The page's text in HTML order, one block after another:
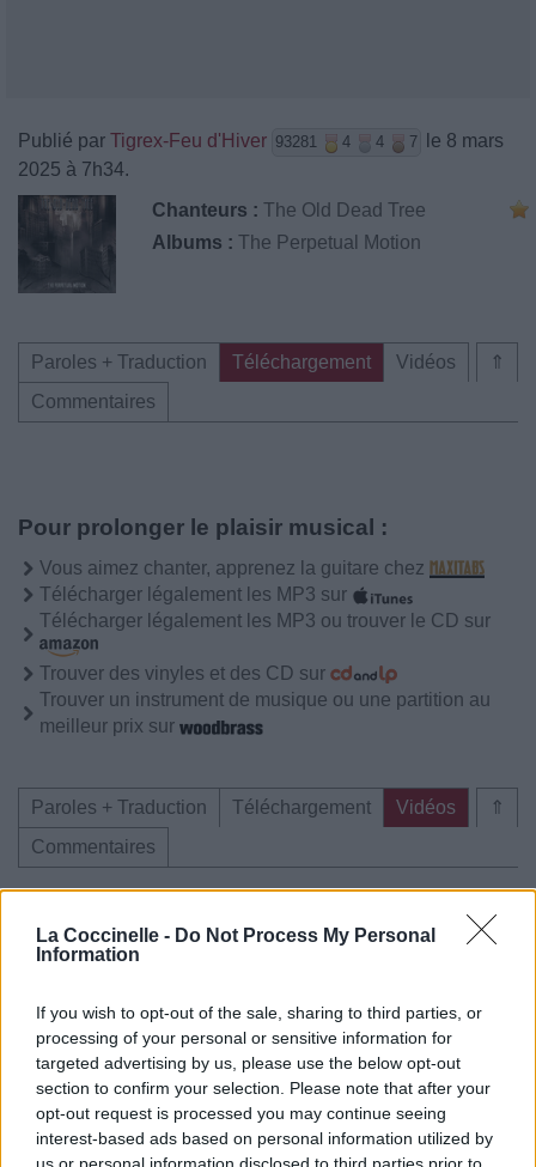
La Coccinelle - Do Not Process My Personal
Information
If you wish to opt-out of the sale, sharing to third parties, or
processing of your personal or sensitive information for
targeted advertising by us, please use the below opt-out
section to confirm your selection. Please note that after your
opt-out request is processed you may continue seeing
interest-based ads based on personal information utilized by
Publié par Tigrex-Feu d'Hiver 93281 4 4 7
le 8 mars
2025 à 7h34.
Chanteurs : The Old Dead Tree
Albums : The Perpetual Motion
⇑
Paroles + Traduction Téléchargement
Vidéos
Commentaires
Pour prolonger le plaisir musical :
Vous aimez chanter, apprenez la guitare chez
Télécharger légalement les MP3 sur
Télécharger légalement les MP3 ou trouver le CD sur
Trouver des vinyles et des CD sur
Trouver un instrument de musique ou une partition au
meilleur prix sur
⇑
Paroles + Traduction Téléchargement
Vidéos
Commentaires
Way»